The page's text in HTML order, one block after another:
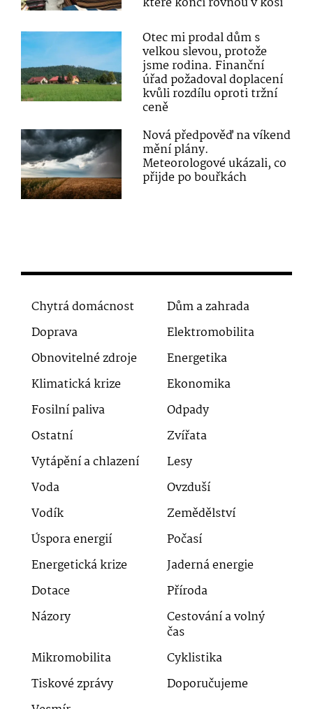
Otec mi prodal dům s
velkou slevou, protože
jsme rodina. Finanční
úřad požadoval doplacení
kvůli rozdílu oproti tržní
ceně
Nová předpověď na víkend
mění plány.
Meteorologové ukázali, co
přijde po bouřkách
Chytrá domácnost
Dům a zahrada
Doprava
Elektromobilita
Obnovitelné zdroje
Energetika
Klimatická krize
Ekonomika
Fosilní paliva
Odpady
Ostatní
Zvířata
Vytápění a chlazení
Lesy
Voda
Ovzduší
Vodík
Zemědělství
Úspora energií
Počasí
Energetická krize
Jaderná energie
Dotace
Příroda
Názory
Cestování a volný
čas
Mikromobilita
Cyklistika
Tiskové zprávy
Doporučujeme